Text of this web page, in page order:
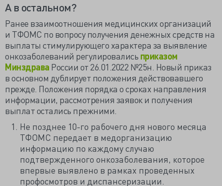
А в остальном?
Ранее взаимоотношения медицинских организаций
и ТФОМС по вопросу получения денежных средств на
выплаты стимулирующего характера за выявление
онкозаболеваний регулировались приказом
Минздрава России от 26.01.2022 №25н. Новый приказ
в основном дублирует положения действовавшего
прежде. Положения порядка о сроках направления
информации, рассмотрения заявок и получения
выплат остались прежними.
Не позднее 10-го рабочего дня нового месяца
ТФОМС передает в медорганизацию
информацию по каждому случаю
подтвержденного онкозаболевания, которое
впервые выявлено в рамках проведенных
профосмотров и диспансеризации.